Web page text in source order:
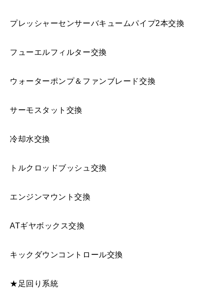
プレッシャーセンサーバキュームパイプ2本交換
フューエルフィルター交換
ウォーターポンプ＆ファンブレード交換
サーモスタット交換
冷却水交換
トルクロッドブッシュ交換
エンジンマウント交換
ATギヤボックス交換
キックダウンコントロール交換
★足回り系統